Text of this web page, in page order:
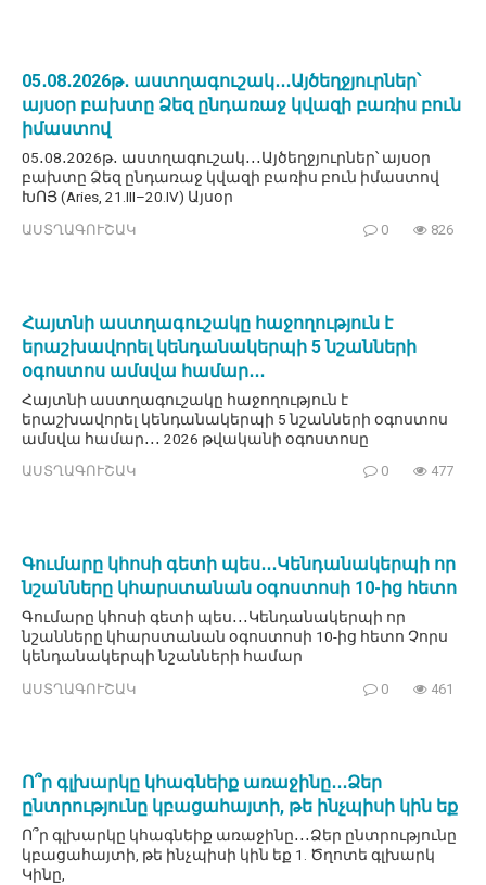
05․08․2026թ․ աստղագուշակ․․․Այծեղջյուրներ՝
այսօր բախտը Ձեզ ընդառաջ կվազի բառիս բուն
իմաստով
05․08․2026թ․ աստղագուշակ․․․Այծեղջյուրներ՝ այսօր
բախտը Ձեզ ընդառաջ կվազի բառիս բուն իմաստով
ԽՈՅ (Aries, 21.III–20.IV) Այսօր
ԱՍՏՂԱԳՈՒՇԱԿ 0 826
Հայտնի աստղագուշակը հաջողություն է
երաշխավորել կենդանակերպի 5 նշանների
օգոստոս ամսվա համար․․․
Հայտնի աստղագուշակը հաջողություն է
երաշխավորել կենդանակերպի 5 նշանների օգոստոս
ամսվա համար․․․ 2026 թվականի օգոստոսը
ԱՍՏՂԱԳՈՒՇԱԿ 0 477
Գումարը կհոսի գետի պես․․․Կենդանակերպի որ
նշանները կհարստանան օգոստոսի 10-ից հետո
Գումարը կհոսի գետի պես․․․Կենդանակերպի որ
նշանները կհարստանան օգոստոսի 10-ից հետո Չորս
կենդանակերպի նշանների համար
ԱՍՏՂԱԳՈՒՇԱԿ 0 461
Ո՞ր գլխարկը կհագնեիք առաջինը․․․Ձեր
ընտրությունը կբացահայտի, թե ինչպիսի կին եք
Ո՞ր գլխարկը կհագնեիք առաջինը․․․Ձեր ընտրությունը
կբացահայտի, թե ինչպիսի կին եք 1. Ծղոտե գլխարկ
Կինը,